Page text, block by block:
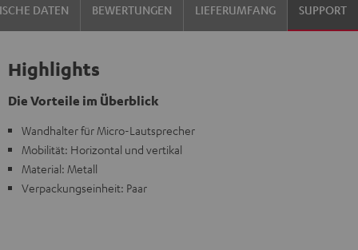
DATEN BEWERTUNGEN LIEFERUMFANG SUPPORT
Highlights
Die Vorteile im Überblick
Wandhalter für Micro-Lautsprecher
Mobilität: Horizontal und vertikal
Material: Metall
Verpackungseinheit: Paar